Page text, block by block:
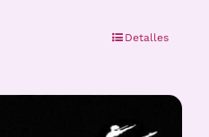
Detalles